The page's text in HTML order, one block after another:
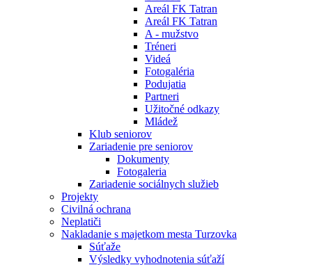
Areál FK Tatran
Areál FK Tatran
A - mužstvo
Tréneri
Videá
Fotogaléria
Podujatia
Partneri
Užitočné odkazy
Mládež
Klub seniorov
Zariadenie pre seniorov
Dokumenty
Fotogaleria
Zariadenie sociálnych služieb
Projekty
Civilná ochrana
Neplatiči
Nakladanie s majetkom mesta Turzovka
Súťaže
Výsledky vyhodnotenia súťaží